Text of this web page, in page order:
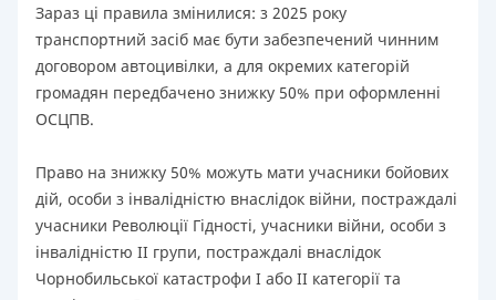
Зараз ці правила змінилися: з 2025 року
транспортний засіб має бути забезпечений чинним
договором автоцивілки, а для окремих категорій
громадян передбачено знижку 50% при оформленні
ОСЦПВ.
Право на знижку 50% можуть мати учасники бойових
дій, особи з інвалідністю внаслідок війни, постраждалі
учасники Революції Гідності, учасники війни, особи з
інвалідністю II групи, постраждалі внаслідок
Чорнобильської катастрофи I або II категорії та